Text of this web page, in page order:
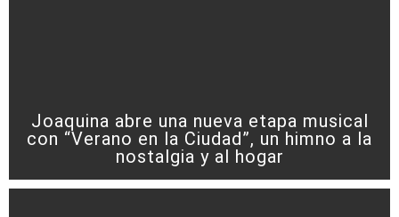
Joaquina abre una nueva etapa musical
con “Verano en la Ciudad”, un himno a la
nostalgia y al hogar